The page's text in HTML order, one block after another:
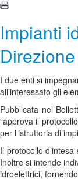
Impianti
I due enti si
all’interessato gli
Pubblicata nel
“approva il
per l’istruttoria di
Il protocollo
Inoltre si intende
idroelettrici,